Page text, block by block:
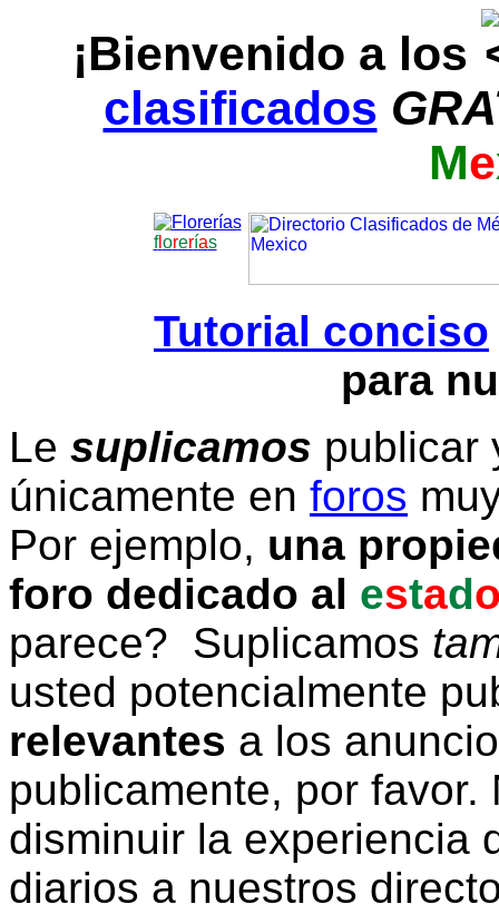
¡Bienvenido a los
clasificados
Me
florerías
Tutorial conciso
para
Le suplicamos publicar
únicamente en foros
Por ejemplo, una
foro dedicado al estad
parece? Suplicamos
usted potencialmente
relevantes a los
publicamente, por
disminuir la experiencia
diarios a nuestros